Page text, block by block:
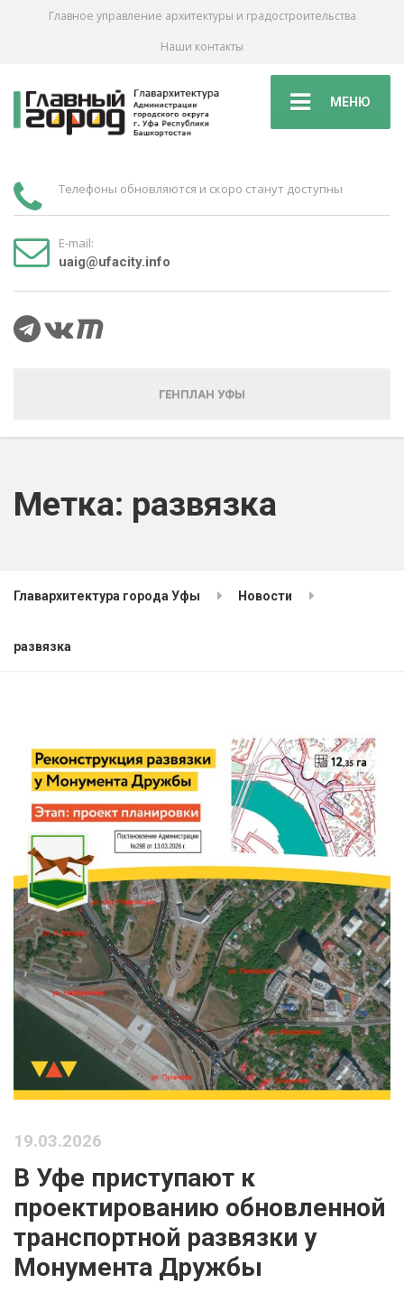
Главное управление архитектуры и градостроительства
Наши контакты
МЕНЮ
Телефоны обновляются и скоро станут доступны
E-mail:
uaig@ufacity.info
ГЕНПЛАН УФЫ
Метка: развязка
Главархитектура города Уфы Новости
развязка
19.03.2026
В Уфе приступают к
проектированию обновленной
транспортной развязки у
Монумента Дружбы